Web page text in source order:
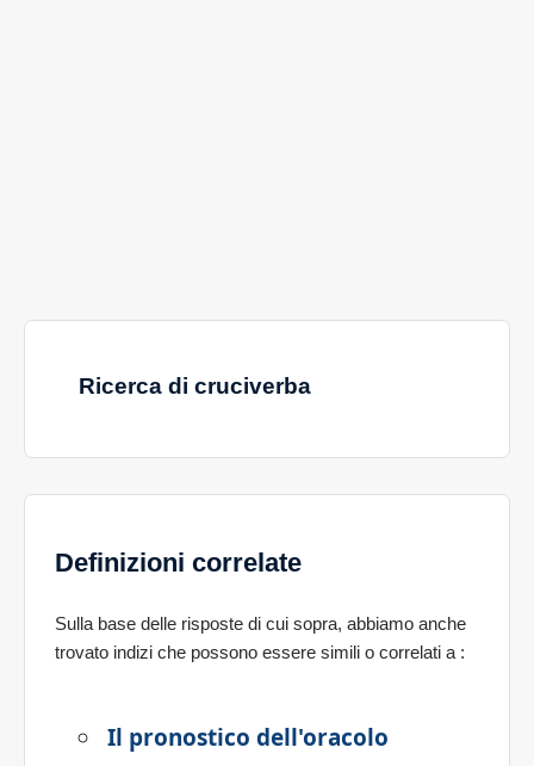
Ricerca di cruciverba
Definizioni correlate
Sulla base delle risposte di cui sopra, abbiamo anche
trovato indizi che possono essere simili o correlati a :
Il pronostico dell'oracolo